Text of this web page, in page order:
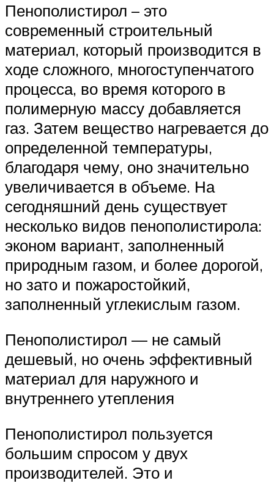
Пенополистирол – это
современный строительный
материал, который производится в
ходе сложного, многоступенчатого
процесса, во время которого в
полимерную массу добавляется
газ. Затем вещество нагревается до
определенной температуры,
благодаря чему, оно значительно
увеличивается в объеме. На
сегодняшний день существует
несколько видов пенополистирола:
эконом вариант, заполненный
природным газом, и более дорогой,
но зато и пожаростойкий,
заполненный углекислым газом.
Пенополистирол — не самый
дешевый, но очень эффективный
материал для наружного и
внутреннего утепления
Пенополистирол пользуется
большим спросом у двух
производителей. Это и